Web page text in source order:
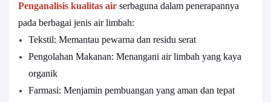
Penganalisis kualitas air serbaguna dalam penerapannya
pada berbagai jenis air limbah:
Tekstil: Memantau pewarna dan residu serat
Pengolahan Makanan: Menangani air limbah yang kaya
organik
Farmasi: Menjamin pembuangan yang aman dan tepat